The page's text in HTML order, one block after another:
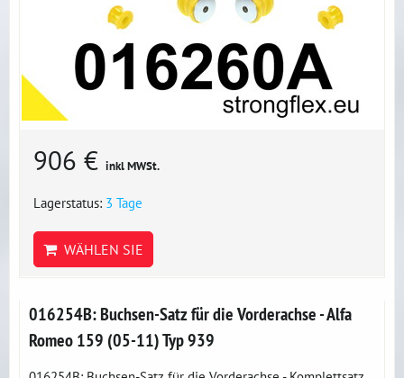
906 € inkl MWSt.
Lagerstatus: 3 Tage
WÄHLEN SIE
016254B: Buchsen-Satz für die Vorderachse - Alfa
Romeo 159 (05-11) Typ 939